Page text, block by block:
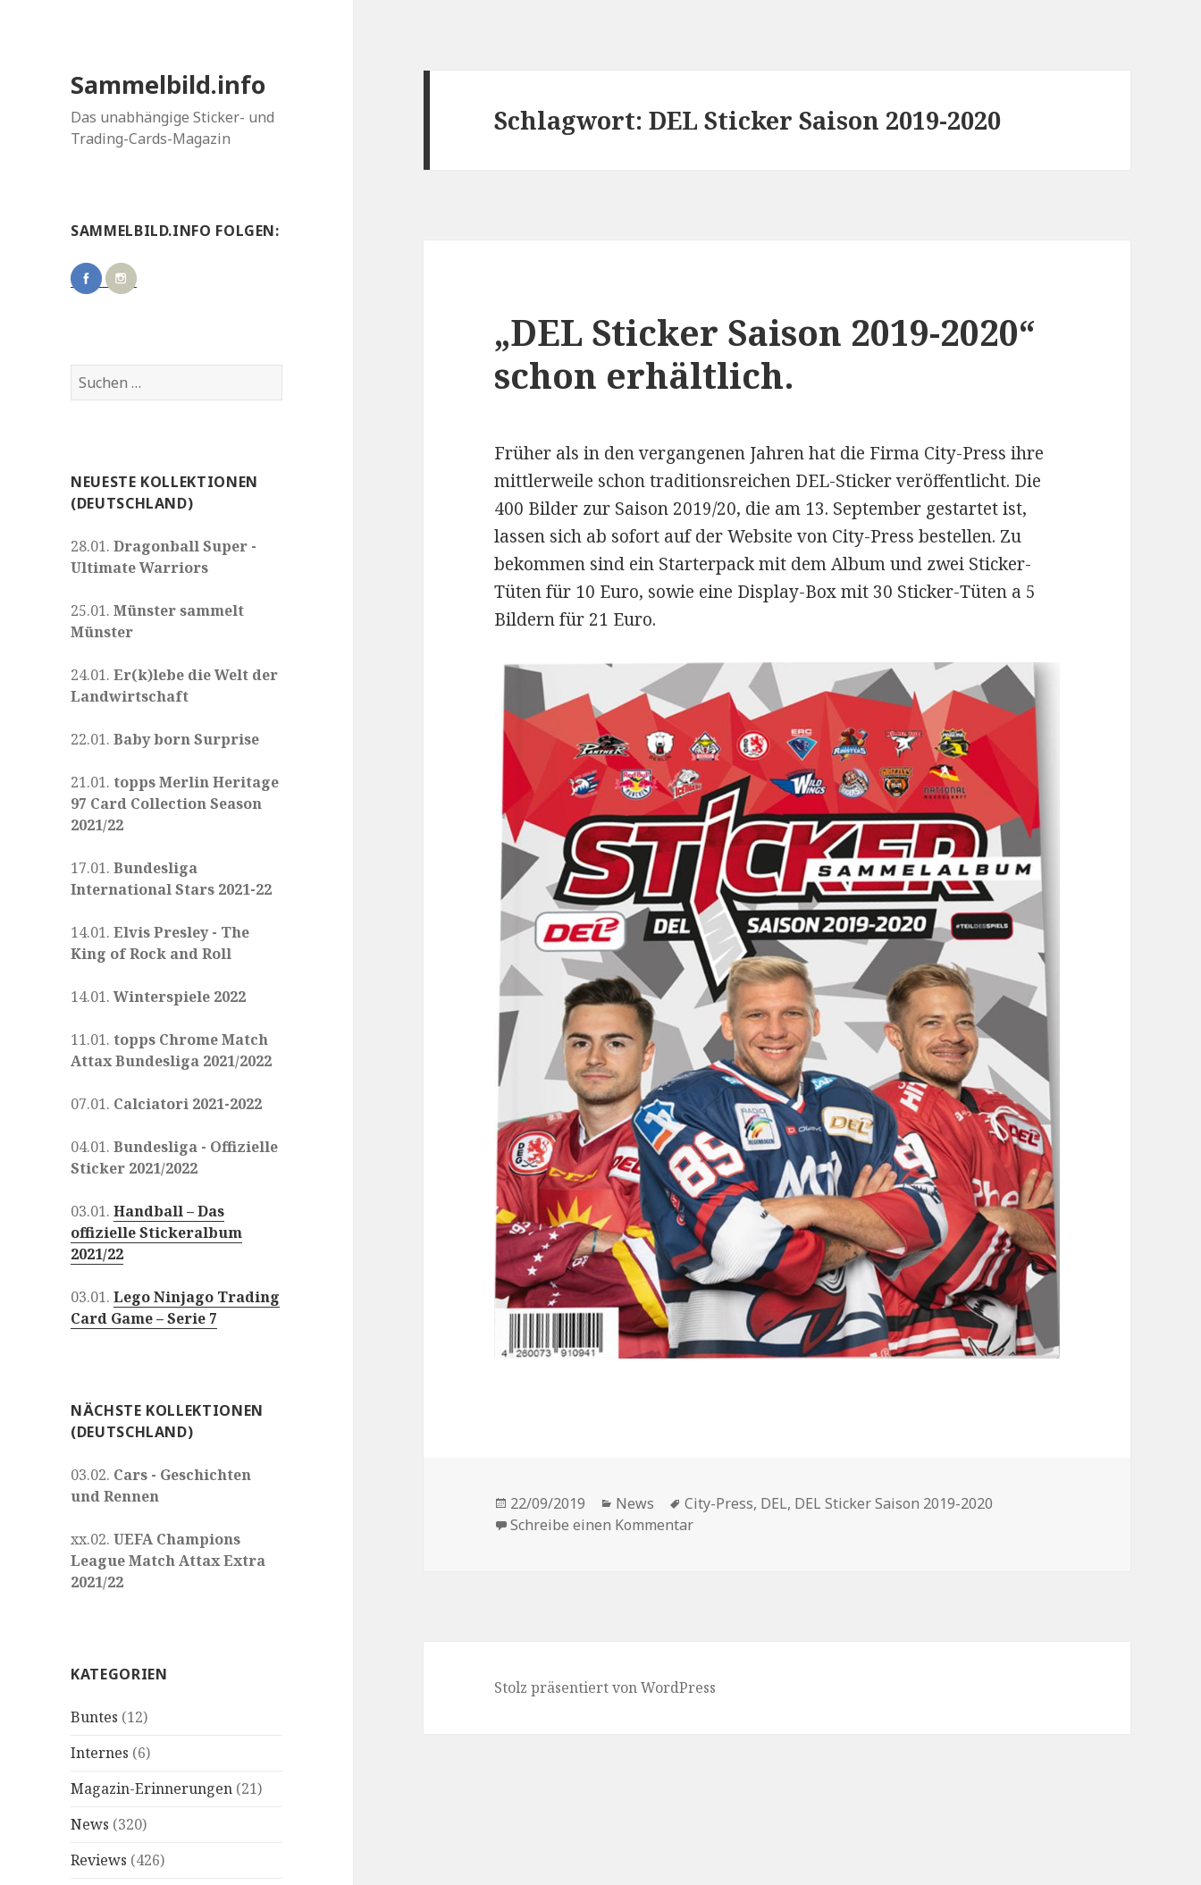
Sammelbild.info
Das unabhängige Sticker- und
Trading-Cards-Magazin
SAMMELBILD.INFO FOLGEN:
Suchen
nach:
NEUESTE KOLLEKTIONEN
(DEUTSCHLAND)
28.01.Dragonball Super -
Ultimate Warriors
25.01.Münster sammelt
Münster
24.01.Er(k)lebe die Welt der
Landwirtschaft
22.01.Baby born Surprise
21.01.topps Merlin Heritage
97 Card Collection Season
2021/22
17.01.Bundesliga
International Stars 2021-22
14.01.Elvis Presley - The
King of Rock and Roll
14.01.Winterspiele 2022
11.01.topps Chrome Match
Attax Bundesliga 2021/2022
07.01. Calciatori 2021-2022
04.01.Bundesliga - Offizielle
Sticker 2021/2022
03.01.Handball – Das
offizielle Stickeralbum
2021/22
03.01.Lego Ninjago Trading
Card Game – Serie 7
NÄCHSTE KOLLEKTIONEN
(DEUTSCHLAND)
03.02. Cars - Geschichten
und Rennen
xx.02.UEFA Champions
League Match Attax Extra
2021/22
KATEGORIEN
Buntes (12)
Internes (6)
Magazin-Erinnerungen (21)
News (320)
Reviews (426)
Schlagwort:DEL Sticker Saison 2019-2020
„DEL Sticker Saison 2019-2020“
schon erhältlich.
Früher als in den vergangenen Jahren hat die Firma City-Press ihre
mittlerweile schon traditionsreichen DEL-Sticker veröffentlicht. Die
400 Bilder zur Saison 2019/20, die am 13. September gestartet ist,
lassen sich ab sofort auf der Website von City-Press bestellen. Zu
bekommen sind ein Starterpack mit dem Album und zwei Sticker-
Tüten für 10 Euro, sowie eine Display-Box mit 30 Sticker-Tüten a 5
Bildern für 21 Euro.
Veröffentlicht
am
22/09/2019 Kategorien
News Schlagwörter
City-Press, DEL, DEL Sticker Saison 2019-2020
Schreibe einen Kommentarzu „DEL Sticker Saison 2019-2020“ schon erhältlich.
Stolz präsentiert von WordPress